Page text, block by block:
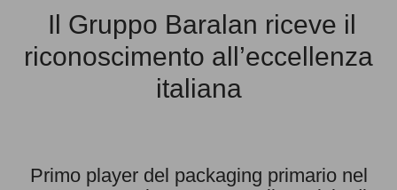
Il Gruppo Baralan riceve il
riconoscimento all’eccellenza
italiana
Primo player del packaging primario nel